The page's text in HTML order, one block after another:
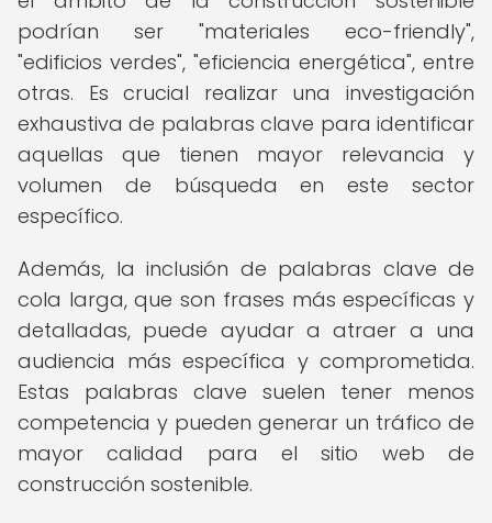
podrían ser "materiales eco-friendly",
"edificios verdes", "eficiencia energética", entre
otras. Es crucial realizar una investigación
exhaustiva de palabras clave para identificar
aquellas que tienen mayor relevancia y
volumen de búsqueda en este sector
específico.
Además, la inclusión de palabras clave de
cola larga, que son frases más específicas y
detalladas, puede ayudar a atraer a una
audiencia más específica y comprometida.
Estas palabras clave suelen tener menos
competencia y pueden generar un tráfico de
mayor calidad para el sitio web de
construcción sostenible.